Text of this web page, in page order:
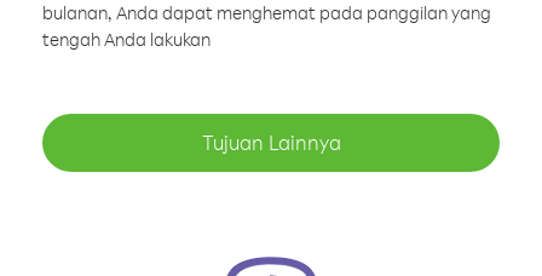
bulanan, Anda dapat menghemat pada panggilan yang
tengah Anda lakukan
Tujuan Lainnya